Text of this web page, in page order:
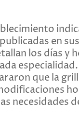
en
los días y
que la
necesidades